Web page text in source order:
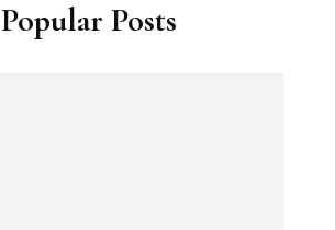
Popular Posts